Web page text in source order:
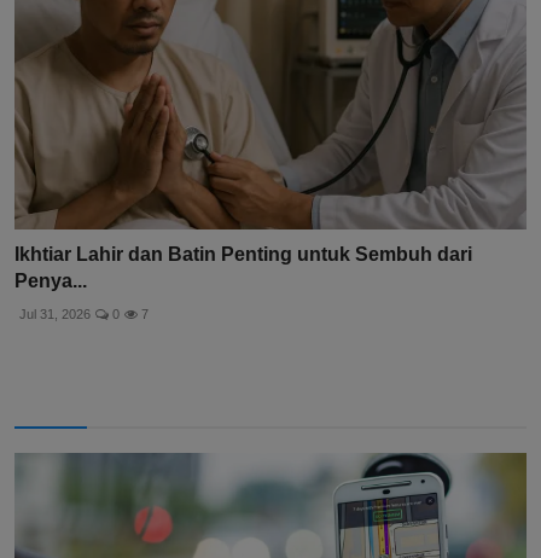
Ikhtiar Lahir dan Batin Penting untuk Sembuh dari
Penya...
Jul 31, 2026 0 7